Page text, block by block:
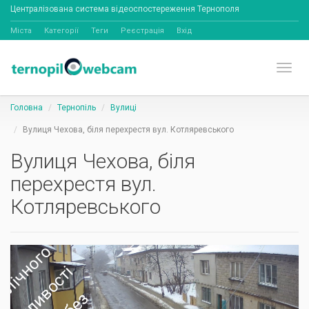
Централізована система відеоспостереження Тернополя
Міста Категорії Теги Реєстрація Вхід
Головна Тернопіль Вулиці
Вулиця Чехова, біля перехрестя вул. Котляревського
Вулиця Чехова, біля
перехрестя вул.
Котляревського